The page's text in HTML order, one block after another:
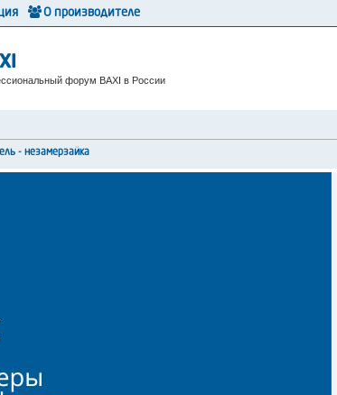
форум BAXI в России
- незамерзайка
О производителе